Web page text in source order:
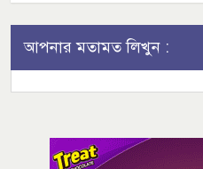
আপনার মতামত লিখুন :